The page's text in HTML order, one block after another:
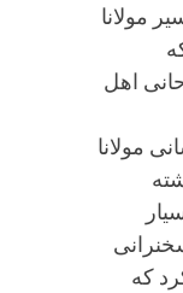
مولانا
اهل
مولانا
که